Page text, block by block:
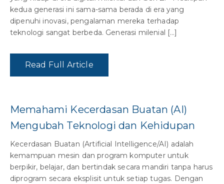
kedua generasi ini sama-sama berada di era yang
dipenuhi inovasi, pengalaman mereka terhadap
teknologi sangat berbeda. Generasi milenial […]
Read Full Article
Memahami Kecerdasan Buatan (AI)
Mengubah Teknologi dan Kehidupan
Kecerdasan Buatan (Artificial Intelligence/AI) adalah
kemampuan mesin dan program komputer untuk
berpikir, belajar, dan bertindak secara mandiri tanpa harus
diprogram secara eksplisit untuk setiap tugas. Dengan